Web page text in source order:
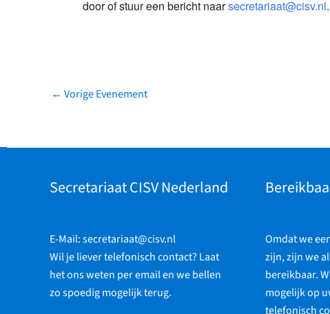
door of stuur een bericht naarsecretariaat@cisv.nl.
← Vorige Evenement
Secretariaat CISV Nederland
E-Mail:secretariaat@cisv.nl
Wil je liever telefonisch contact? Laat
het ons weten per email en we bellen
zo spoedig mogelijk terug.
Omdat we
zijn, zijn we
bereikbaar.
mogelijk op
telefonisch